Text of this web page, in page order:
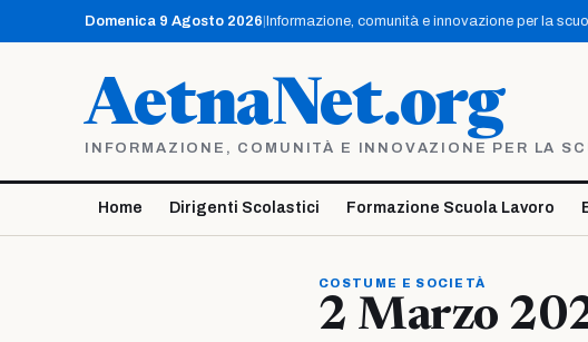
contenuto
Domenica 9 Agosto 2026 Informazione, comunità e innovazione per la
AetnaNet.org
INFORMAZIONE, COMUNITÀ E INNOVAZIONE PER LA
Home Dirigenti Scolastici Formazione Scuola Lavoro
COSTUME E SOCIETÀ
2 Marzo